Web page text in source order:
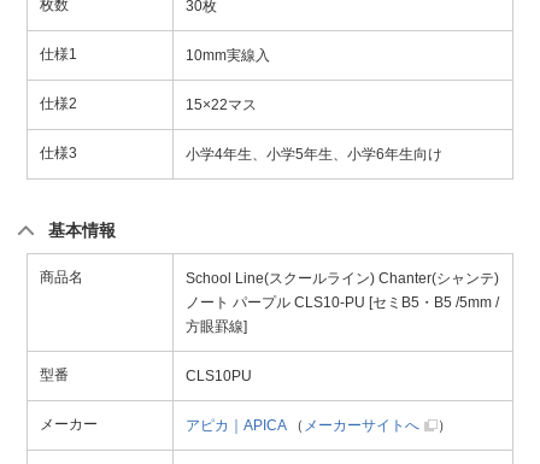
枚数 30枚
仕様1 10mm実線入
仕様2 15×22マス
仕様3 小学4年生、小学5年生、小学6年生向け
基本情報
商品名
School Line(スクールライン) Chanter(シャンテ)
ノート パープル CLS10-PU [セミB5・B5 /5mm /
方眼罫線]
型番 CLS10PU
メーカー アピカ｜APICA（ メーカーサイトへ ）